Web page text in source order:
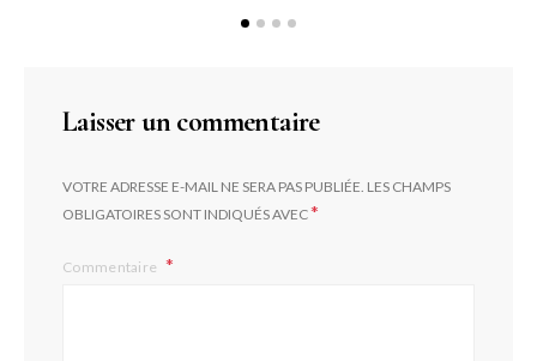
Laisser un commentaire
VOTRE ADRESSE E-MAIL NE SERA PAS PUBLIÉE. LES CHAMPS
OBLIGATOIRES SONT INDIQUÉS AVEC*
Commentaire